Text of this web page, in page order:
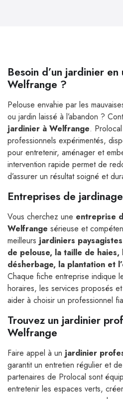
Besoin d’un jardinier
Welfrange ?
Pelouse envahie par les
ou jardin laissé à l’abandon ?
jardinier à Welfrange.
professionnels expérimentés,
pour entretenir, aménager et
intervention rapide permet de
d’assurer un résultat soigné et
Entreprises de
Vous cherchez une entreprise
Welfrange sérieuse et
meilleurs jardiniers paysagistes
de pelouse, la taille de haies,
désherbage, la plantation et
Chaque fiche entreprise indique
horaires, les services proposés
aider à choisir un professionnel
Trouvez un jardinier
Welfrange
Faire appel à un jardinier
garantit un entretien régulier et
partenaires de Prolocal sont
entretenir les espaces verts,